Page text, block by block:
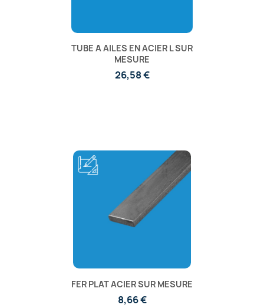
TUBE A AILES EN ACIER L SUR
MESURE
26,58 €
FER PLAT ACIER SUR MESURE
8,66 €